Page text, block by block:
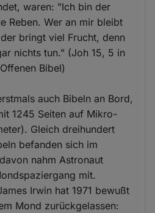
waren: "Ich bin der
Reben. Wer an mir bleibt
bringt viel Frucht, denn
nichts tun." (Joh 15, 5 in
Bibel)
auch Bibeln an Bord,
1245 Seiten auf Mikro-
Gleich dreihundert
befanden sich im
nahm Astronaut
mit.
Irwin hat 1971 bewußt
Mond zurückgelassen: